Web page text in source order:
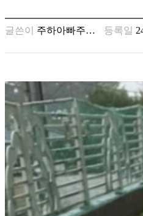
링
크
주
소
minky
합
체
출
장
안
마
러
브
글쓴이 주하아빠주… 등록일